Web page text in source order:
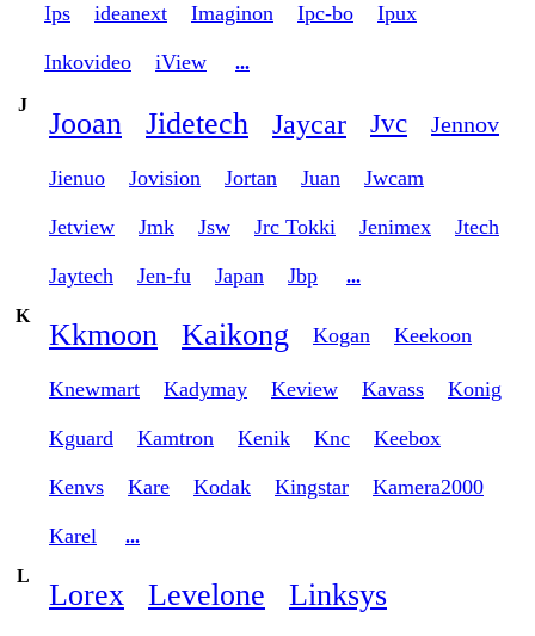
Ips ideanext Imaginon Ipc-bo Ipux
Inkovideo iView ...
J
Jooan Jidetech Jaycar Jvc Jennov
Jienuo Jovision Jortan Juan Jwcam
Jetview Jmk Jsw Jrc Tokki Jenimex Jtech
Jaytech Jen-fu Japan Jbp
...
K
Kkmoon Kaikong Kogan Keekoon
Knewmart Kadymay Keview Kavass Konig
Kguard Kamtron Kenik Knc Keebox
Kenvs Kare Kodak Kingstar Kamera2000
Karel
...
L
Lorex Levelone
Linksys